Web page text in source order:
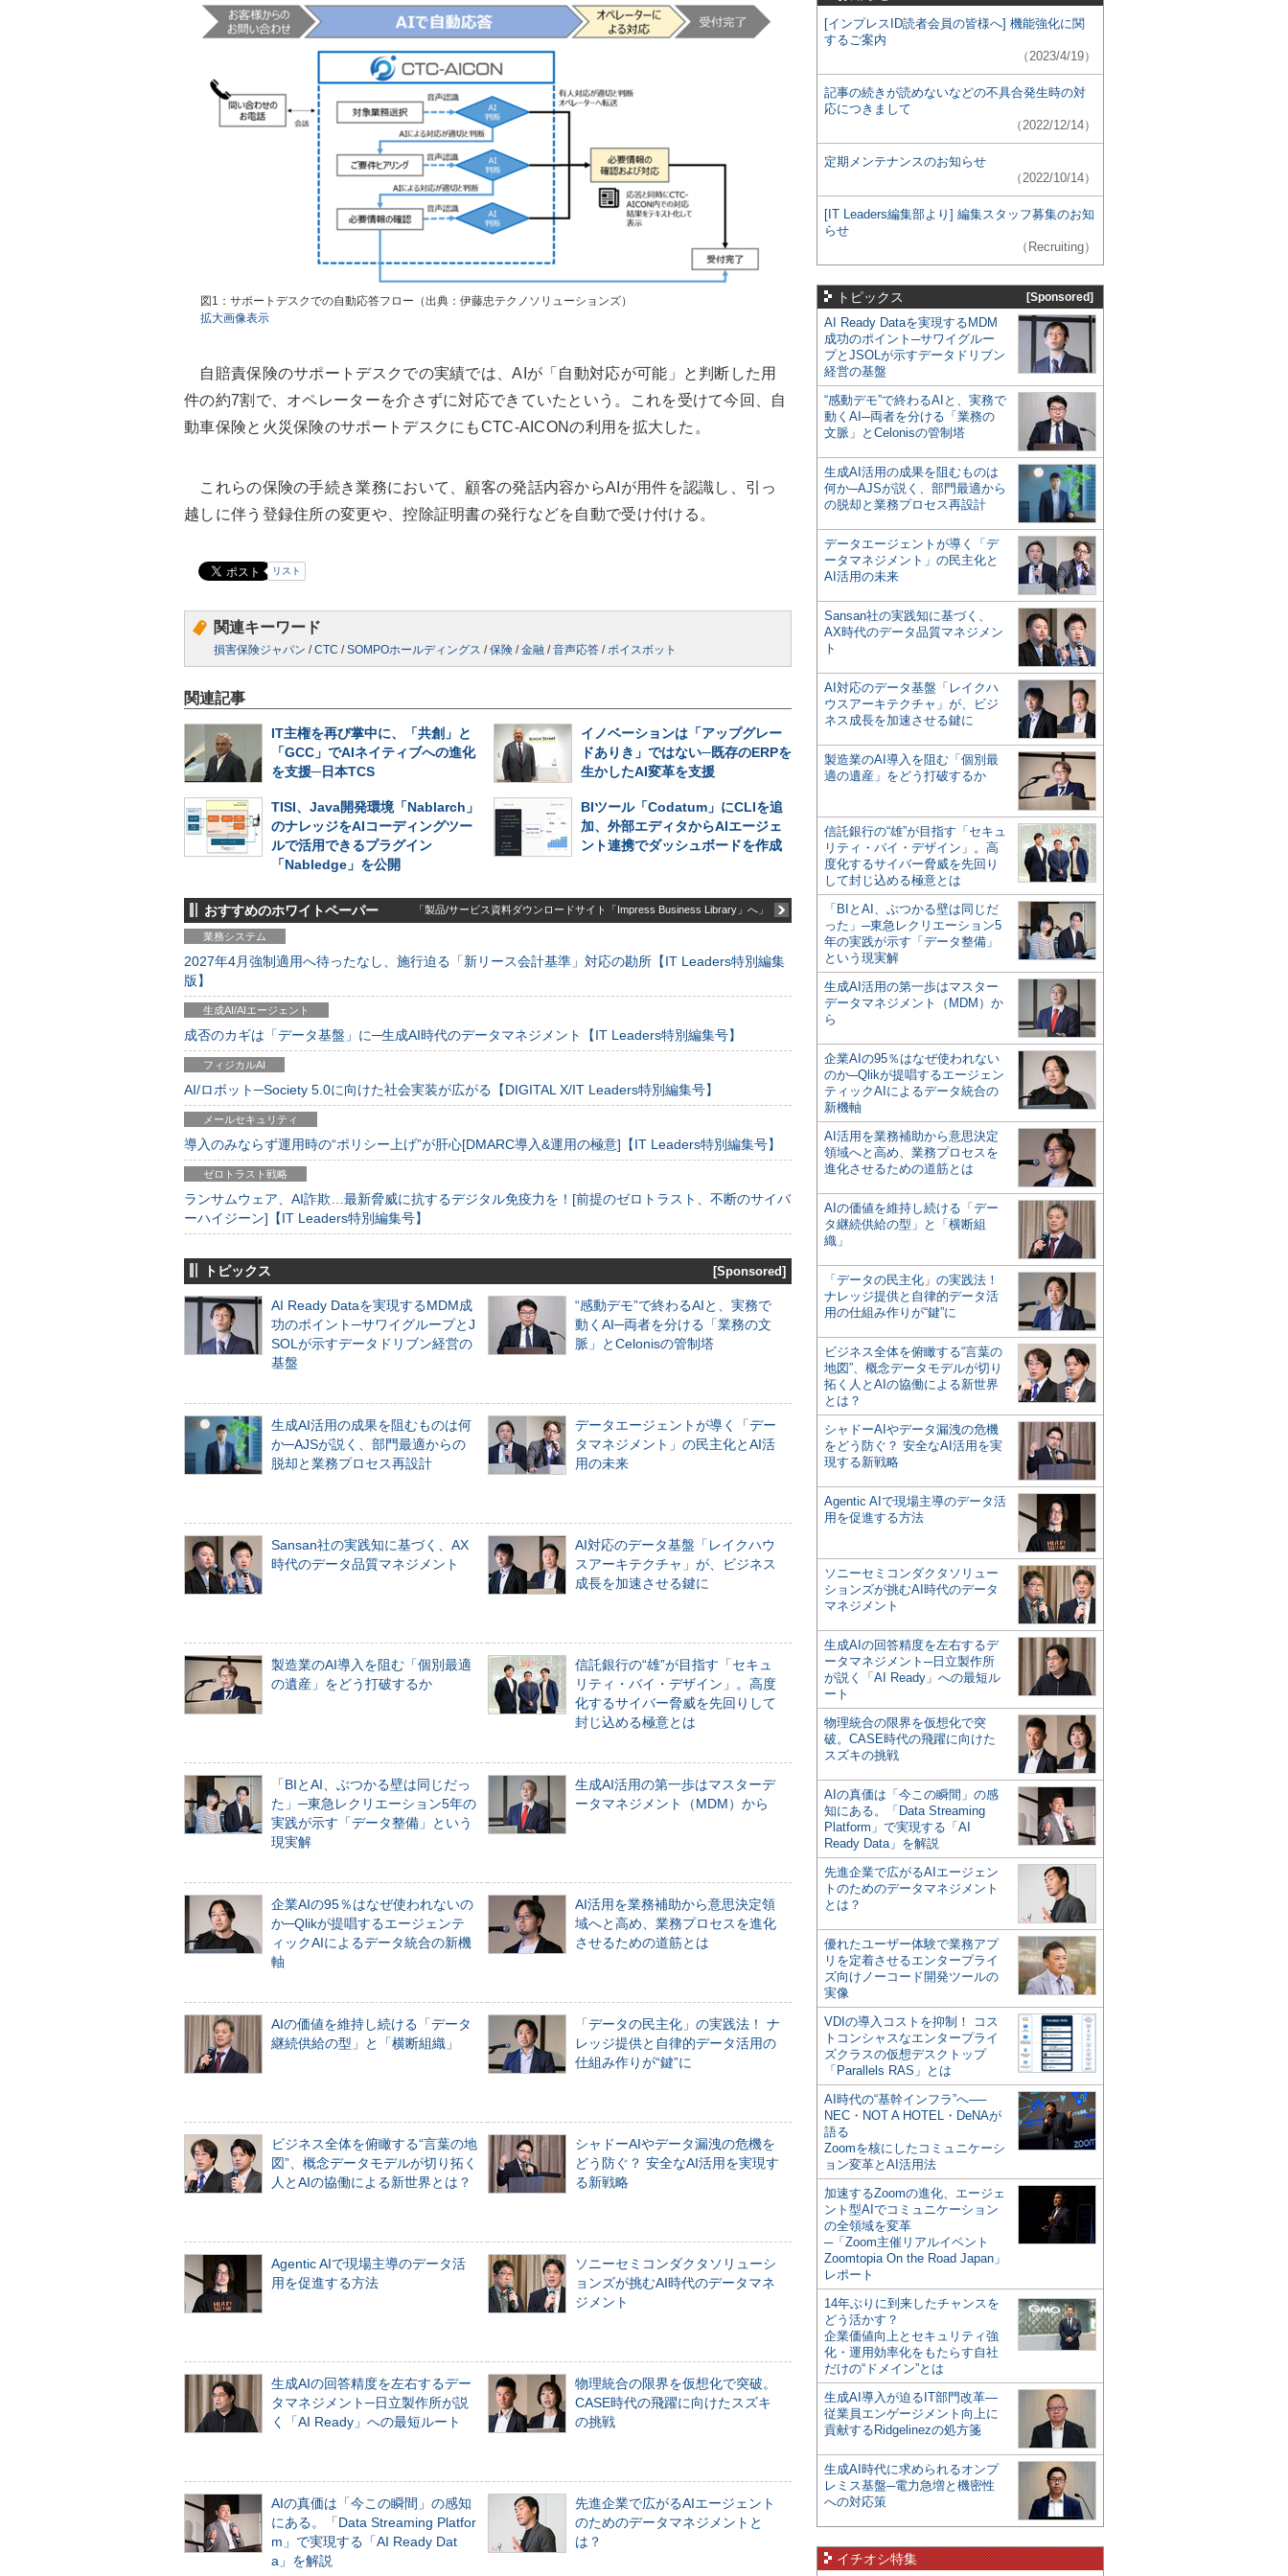
図1：サポートデスクでの自動応答フロー（出典：伊藤忠テクノソリューションズ）
拡大画像表示
自賠責保険のサポートデスクでの実績では、AIが「自動対応が可能」と判断した用
件の約7割で、オペレーターを介さずに対応できていたという。これを受けて今回、自
動車保険と火災保険のサポートデスクにもCTC-AICONの利用を拡大した。
これらの保険の手続き業務において、顧客の発話内容からAIが用件を認識し、引っ
越しに伴う登録住所の変更や、控除証明書の発行などを自動で受け付ける。
リスト
関連キーワード
損害保険ジャパン /CTC /SOMPOホールディングス /保険 /金融 /音声応答 /ボイスボット
関連記事
IT主権を再び掌中に、「共創」と
「GCC」でAIネイティブへの進化
を支援─日本TCS
イノベーションは「アップグレー
ドありき」ではない─既存のERPを
生かしたAI変革を支援
TISI、Java開発環境「Nablarch」
のナレッジをAIコーディングツー
ルで活用できるプラグイン
「Nabledge」を公開
BIツール「Codatum」にCLIを追
加、外部エディタからAIエージェ
ント連携でダッシュボードを作成
おすすめのホワイトペーパー 「製品/サービス資料ダウンロードサイト「Impress Business Library」へ」
業務システム
2027年4月強制適用へ待ったなし、施行迫る「新リース会計基準」対応の勘所【IT Leaders特別編集
版】
生成AI/AIエージェント
成否のカギは「データ基盤」に─生成AI時代のデータマネジメント【IT Leaders特別編集号】
フィジカルAI
AI/ロボット─Society 5.0に向けた社会実装が広がる【DIGITAL X/IT Leaders特別編集号】
メールセキュリティ
導入のみならず運用時の“ポリシー上げ”が肝心[DMARC導入&運用の極意]【IT Leaders特別編集号】
ゼロトラスト戦略
ランサムウェア、AI詐欺…最新脅威に抗するデジタル免疫力を！[前提のゼロトラスト、不断のサイバ
ーハイジーン]【IT Leaders特別編集号】
トピックス [Sponsored]
AI Ready Dataを実現するMDM成
功のポイント─サワイグループとJ
SOLが示すデータドリブン経営の
基盤
“感動デモ”で終わるAIと、実務で
動くAI─両者を分ける「業務の文
脈」とCelonisの管制塔
生成AI活用の成果を阻むものは何
か─AJSが説く、部門最適からの
脱却と業務プロセス再設計
データエージェントが導く「デー
タマネジメント」の民主化とAI活
用の未来
Sansan社の実践知に基づく、AX
時代のデータ品質マネジメント
AI対応のデータ基盤「レイクハウ
スアーキテクチャ」が、ビジネス
成長を加速させる鍵に
製造業のAI導入を阻む「個別最適
の遺産」をどう打破するか
信託銀行の“雄”が目指す「セキュ
リティ・バイ・デザイン」。高度
化するサイバー脅威を先回りして
封じ込める極意とは
「BIとAI、ぶつかる壁は同じだっ
た」─東急レクリエーション5年の
実践が示す「データ整備」という
現実解
生成AI活用の第一歩はマスターデ
ータマネジメント（MDM）から
企業AIの95％はなぜ使われないの
か─Qlikが提唱するエージェンテ
ィックAIによるデータ統合の新機
軸
AI活用を業務補助から意思決定領
域へと高め、業務プロセスを進化
させるための道筋とは
AIの価値を維持し続ける「データ
継続供給の型」と「横断組織」
「データの民主化」の実践法！ ナ
レッジ提供と自律的データ活用の
仕組み作りが“鍵”に
ビジネス全体を俯瞰する“言葉の地
図”、概念データモデルが切り拓く
人とAIの協働による新世界とは？
シャドーAIやデータ漏洩の危機を
どう防ぐ？ 安全なAI活用を実現す
る新戦略
Agentic AIで現場主導のデータ活
用を促進する方法
ソニーセミコンダクタソリューシ
ョンズが挑むAI時代のデータマネ
ジメント
生成AIの回答精度を左右するデー
タマネジメント─日立製作所が説
く「AI Ready」への最短ルート
物理統合の限界を仮想化で突破。
CASE時代の飛躍に向けたスズキ
の挑戦
AIの真価は「今この瞬間」の感知
にある。「Data Streaming Platfor
m」で実現する「AI Ready Dat
a」を解説
先進企業で広がるAIエージェント
のためのデータマネジメントと
は？
[インプレスID読者会員の皆様へ] 機能強化に関
するご案内
（2023/4/19）
記事の続きが読めないなどの不具合発生時の対
応につきまして
（2022/12/14）
定期メンテナンスのお知らせ
（2022/10/14）
[IT Leaders編集部より] 編集スタッフ募集のお知
らせ
（Recruiting）
トピックス [Sponsored]
AI Ready Dataを実現するMDM
成功のポイント─サワイグルー
プとJSOLが示すデータドリブン
経営の基盤
“感動デモ”で終わるAIと、実務で
動くAI─両者を分ける「業務の
文脈」とCelonisの管制塔
生成AI活用の成果を阻むものは
何か─AJSが説く、部門最適から
の脱却と業務プロセス再設計
データエージェントが導く「デ
ータマネジメント」の民主化と
AI活用の未来
Sansan社の実践知に基づく、
AX時代のデータ品質マネジメン
ト
AI対応のデータ基盤「レイクハ
ウスアーキテクチャ」が、ビジ
ネス成長を加速させる鍵に
製造業のAI導入を阻む「個別最
適の遺産」をどう打破するか
信託銀行の“雄”が目指す「セキュ
リティ・バイ・デザイン」。高
度化するサイバー脅威を先回り
して封じ込める極意とは
「BIとAI、ぶつかる壁は同じだ
った」─東急レクリエーション5
年の実践が示す「データ整備」
という現実解
生成AI活用の第一歩はマスター
データマネジメント（MDM）か
ら
企業AIの95％はなぜ使われない
のか─Qlikが提唱するエージェン
ティックAIによるデータ統合の
新機軸
AI活用を業務補助から意思決定
領域へと高め、業務プロセスを
進化させるための道筋とは
AIの価値を維持し続ける「デー
タ継続供給の型」と「横断組
織」
「データの民主化」の実践法！
ナレッジ提供と自律的データ活
用の仕組み作りが“鍵”に
ビジネス全体を俯瞰する“言葉の
地図”、概念データモデルが切り
拓く人とAIの協働による新世界
とは？
シャドーAIやデータ漏洩の危機
をどう防ぐ？ 安全なAI活用を実
現する新戦略
Agentic AIで現場主導のデータ活
用を促進する方法
ソニーセミコンダクタソリュー
ションズが挑むAI時代のデータ
マネジメント
生成AIの回答精度を左右するデ
ータマネジメント─日立製作所
が説く「AI Ready」への最短ル
ート
物理統合の限界を仮想化で突
破。CASE時代の飛躍に向けた
スズキの挑戦
AIの真価は「今この瞬間」の感
知にある。「Data Streaming
Platform」で実現する「AI
Ready Data」を解説
先進企業で広がるAIエージェン
トのためのデータマネジメント
とは？
優れたユーザー体験で業務アプ
リを定着させるエンタープライ
ズ向けノーコード開発ツールの
実像
VDIの導入コストを抑制！ コス
トコンシャスなエンタープライ
ズクラスの仮想デスクトップ
「Parallels RAS」とは
AI時代の“基幹インフラ”へ──
NEC・NOT A HOTEL・DeNAが
語る
Zoomを核にしたコミュニケーシ
ョン変革とAI活用法
加速するZoomの進化、エージェ
ント型AIでコミュニケーション
の全領域を変革
─「Zoom主催リアルイベント
Zoomtopia On the Road Japan」
レポート
14年ぶりに到来したチャンスを
どう活かす？
企業価値向上とセキュリティ強
化・運用効率化をもたらす自社
だけの“ドメイン”とは
生成AI導入が迫るIT部門改革―
従業員エンゲージメント向上に
貢献するRidgelinezの処方箋
生成AI時代に求められるオンプ
レミス基盤─電力急増と機密性
への対応策
イチオシ特集